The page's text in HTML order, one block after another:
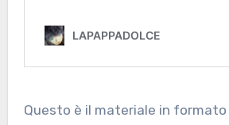
Questo è il materiale in